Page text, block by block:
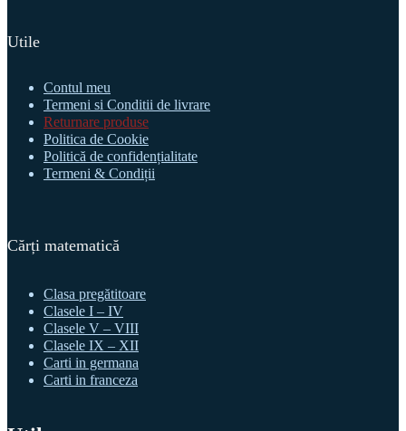
Utile
Contul meu
Termeni si Conditii de livrare
Returnare produse
Politica de Cookie
Politică de confidențialitate
Termeni & Condiții
Cărți matematică
Clasa pregătitoare
Clasele I – IV
Clasele V – VIII
Clasele IX – XII
Carti in germana
Carti in franceza